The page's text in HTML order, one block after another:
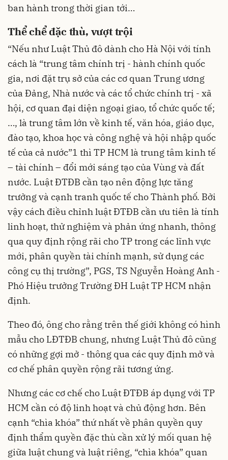
ban hành trong thời gian tới…
Thể chể đặc thù, vượt trội
“Nếu như Luật Thủ đô dành cho Hà Nội với tính
cách là “trung tâm chính trị - hành chính quốc
gia, nơi đặt trụ sở của các cơ quan Trung ương
của Đảng, Nhà nước và các tổ chức chính trị - xã
hội, cơ quan đại diện ngoại giao, tổ chức quốc tế;
…, là trung tâm lớn về kinh tế, văn hóa, giáo dục,
đào tạo, khoa học và công nghệ và hội nhập quốc
tế của cả nước”1 thì TP HCM là trung tâm kinh tế
– tài chính – đổi mới sáng tạo của Vùng và đất
nước. Luật ĐTĐB cần tạo nên động lực tăng
trưởng và cạnh tranh quốc tế cho Thành phố. Bởi
vậy cách điều chỉnh luật ĐTĐB cần ưu tiên là tính
linh hoạt, thử nghiệm và phản ứng nhanh, thông
qua quy định rộng rãi cho TP trong các lĩnh vực
mới, phân quyền tài chính mạnh, sử dụng các
công cụ thị trường”, PGS, TS Nguyễn Hoàng Anh -
Phó Hiệu trưởng Trường ĐH Luật TP HCM nhận
định.
Theo đó, ông cho rằng trên thế giới không có hình
mẫu cho LĐTĐB chung, nhưng Luật Thủ đô cũng
có những gợi mở - thông qua các quy định mở và
cơ chế phân quyền rộng rãi tương ứng.
Nhưng các cơ chế cho Luật ĐTĐB áp dụng với TP
HCM cần có độ linh hoạt và chủ động hơn. Bên
cạnh “chìa khóa” thứ nhất về phân quyền quy
định thẩm quyền đặc thù cần xử lý mối quan hệ
giữa luật chung và luật riêng, “chìa khóa” quan